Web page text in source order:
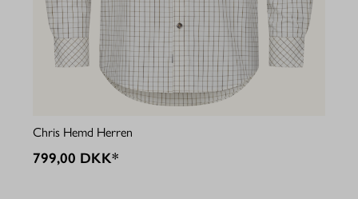
Chris Hemd Herren
799,00 DKK*